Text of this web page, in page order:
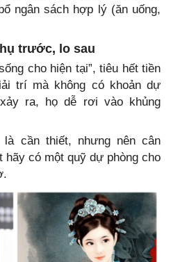
ngân sách hợp lý (ăn uống,
trước, lo sau
cho hiện tại”, tiêu hết tiền
trí mà không có khoản dự
ra, họ dễ rơi vào khủng
cần thiết, nhưng nên cân
hãy có một quỹ dự phòng cho